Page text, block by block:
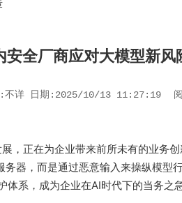
安全厂商应对大模型新风
:不详 日期:2025/10/13 11:27:19
，正在为企业带来前所未有的业务
务器，而是通过恶意输入来操纵模
体系，成为企业在AI时代下的当务之